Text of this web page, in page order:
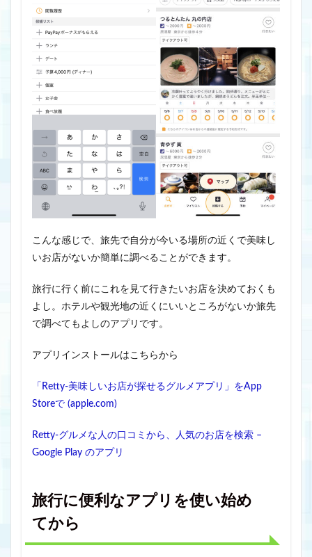
こんな感じで、旅先で自分が今いる場所の近くで美味し
いお店がないか簡単に調べることができます。
旅行に行く前にこれを見て行きたいお店を決めておくも
よし。ホテルや観光地の近くにいいところがないか旅先
で調べてもよしのアプリです。
アプリインストールはこちらから
「Retty-美味しいお店が探せるグルメアプリ」をApp
Storeで (apple.com)
Retty-グルメな人の口コミから、人気のお店を検索 –
Google Play のアプリ
旅行に便利なアプリを使い始め
てから